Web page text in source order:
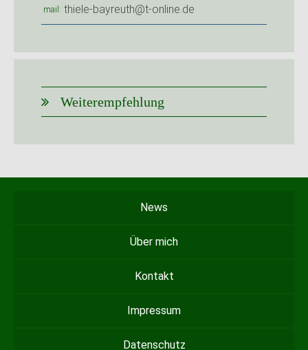
mail thiele-bayreuth@t-online.de
Weiterempfehlung
News
Über mich
Kontakt
Impressum
Datenschutz